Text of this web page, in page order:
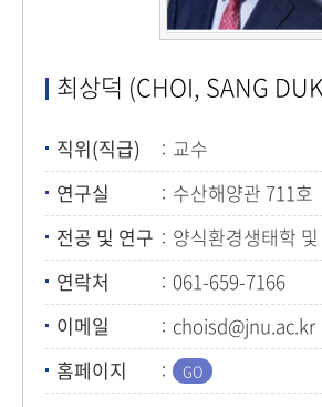
최상덕 (CHOI, SANG
직위(직급)
교수
연구실
수산해양관 711호
전공 및 연구
양식환경생태학
연락처
061-659-7166
이메일
choisd@jnu.ac.kr
홈페이지